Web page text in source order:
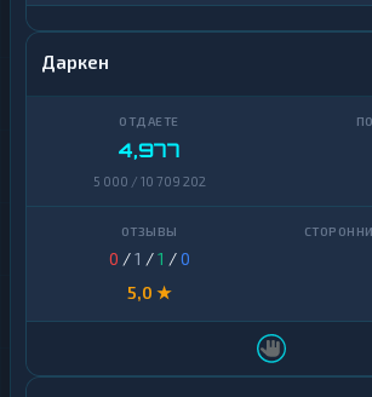
Даркен
4,977
5 000 / 10 709 202
0 /1 /1 /0
5,0 ★